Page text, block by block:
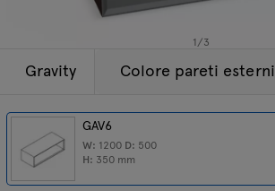
1/3
Gravity
GAV6
W: 1200 D: 500
H: 350 mm
Colore pareti esterni